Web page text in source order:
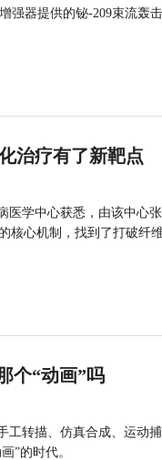
强器提供的铋-209束流轰
治疗有了新靶点
医学中心获悉，由该中心
核心机制，找到了打破纤
个“动画”吗
工转描、仿真合成、运动
”的时代。